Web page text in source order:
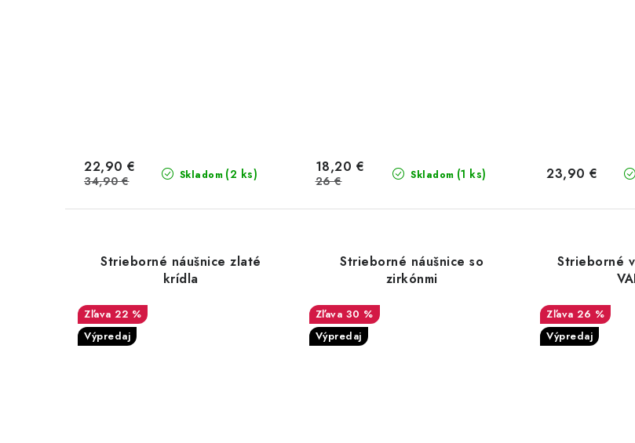
Skladom (2 ks)
22,90 €
34,90 € Skladom (1 ks)
18,20 €
26 € 23,90 €
Strieborné náušnice zlaté
krídla
22 %
Výpredaj
Strieborné náušnice so
zirkónmi
30 %
Výpredaj
Strieborné
26 %
Výpredaj